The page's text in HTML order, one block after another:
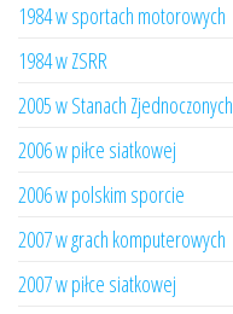
1984 w sportach motorowych
1984 w ZSRR
2005 w Stanach Zjednoczonych
2006 w piłce siatkowej
2006 w polskim sporcie
2007 w grach komputerowych
2007 w piłce siatkowej